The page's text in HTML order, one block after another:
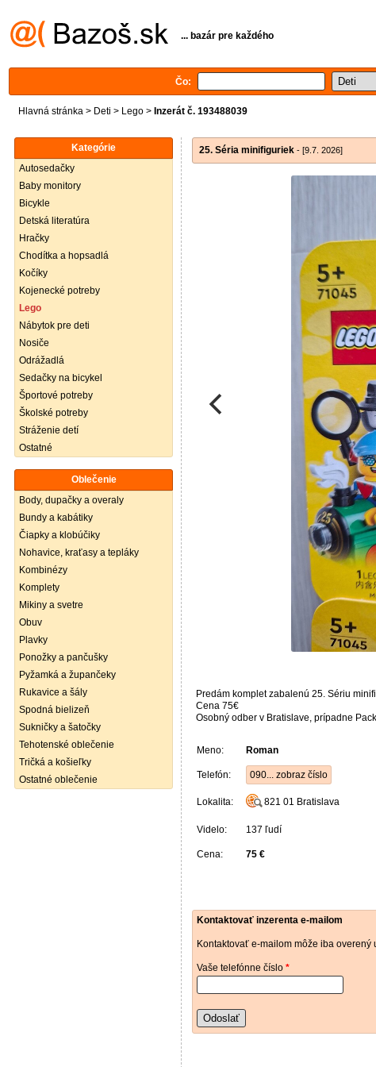
... bazár pre každého
Čo:
Hlavná stránka > Deti > Lego > Inzerát č. 193488039
Kategórie
Autosedačky
Baby monitory
Bicykle
Detská literatúra
Hračky
Chodítka a hopsadlá
Kočíky
Kojenecké potreby
Lego
Nábytok pre deti
Nosiče
Odrážadlá
Sedačky na bicykel
Športové potreby
Školské potreby
Stráženie detí
Ostatné
Oblečenie
Body, dupačky a overaly
Bundy a kabátiky
Čiapky a klobúčiky
Nohavice, kraťasy a tepláky
Kombinézy
Komplety
Mikiny a svetre
Obuv
Plavky
Ponožky a pančušky
Pyžamká a župančeky
Rukavice a šály
Spodná bielizeň
Sukničky a šatočky
Tehotenské oblečenie
Tričká a košieľky
Ostatné oblečenie
25. Séria minifiguriek - [9.7. 2026]
Predám komplet zabalenú 25. Sériu
Cena 75€
Osobný odber v Bratislave, prípadne
Meno: Roman
Telefón: 090... zobraz číslo
Lokalita: 821 01 Bratislava
Videlo: 137 ľudí
Cena: 75 €
Kontaktovať inzerenta e-mailom
Kontaktovať e-mailom môže iba overený
Vaše telefónne číslo *
Odoslať